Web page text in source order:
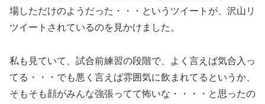
場しただけのようだった・・・というツイートが、沢山リ
ツイートされているのを見かけました。
私も見ていて、試合前練習の段階で、よく言えば気合入っ
てる・・・でも悪く言えば雰囲気に飲まれてるというか、
そもそも顔がみんな強張ってて怖いな・・・・と思ったの